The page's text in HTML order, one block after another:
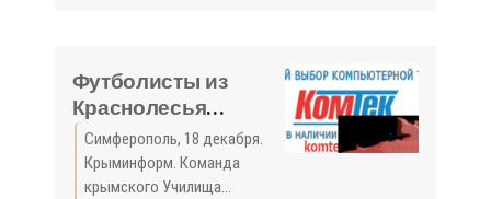
лиги ВТБ.
Футболисты из
Краснолесья
второй год подряд
выиграли турнир
памяти легенды
Симферополь, 18 декабря.
Крыминформ. Команда
крымского Училища